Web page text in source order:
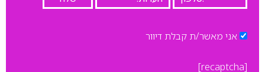
אני מאשר/ת קבלת דיוור
[recaptcha]